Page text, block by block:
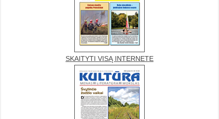
SKAITYTI VISĄ INTERNETE